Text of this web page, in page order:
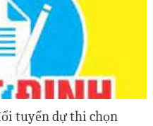
tuyển dự thi chọn